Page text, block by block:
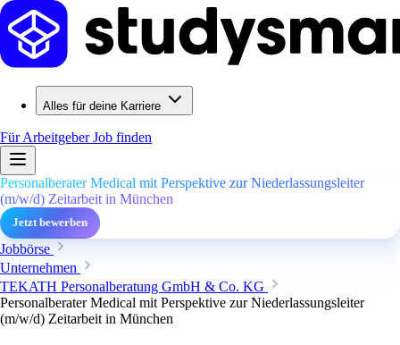
Alles für deine Karriere
Für ArbeitgeberJob finden
Personalberater Medical mit Perspektive zur Niederlassungsleiter
(m/w/d) Zeitarbeit in München
Jetzt bewerben
Jobbörse
Unternehmen
TEKATH Personalberatung GmbH & Co. KG
Personalberater Medical mit Perspektive zur Niederlassungsleiter
(m/w/d) Zeitarbeit in München